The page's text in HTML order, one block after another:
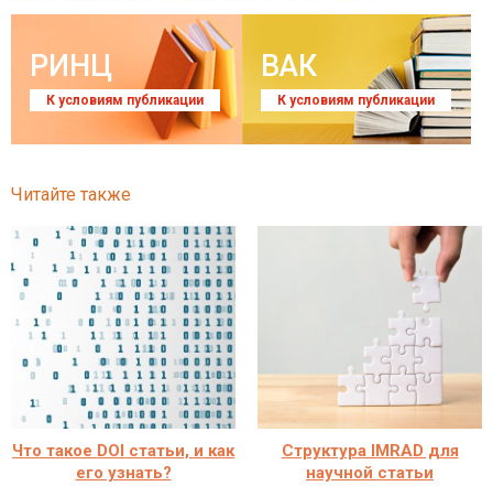
РИНЦ
К условиям публикации
ВАК
К условиям публикации
Читайте также
Что такое DOI статьи, и как
его узнать?
Структура IMRAD для
научной статьи